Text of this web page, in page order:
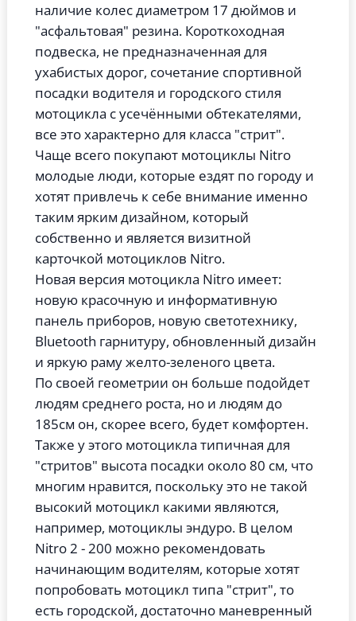
наличие колес диаметром 17 дюймов и
"асфальтовая" резина. Короткоходная
подвеска, не предназначенная для
ухабистых дорог, сочетание спортивной
посадки водителя и городского стиля
мотоцикла с усечёнными обтекателями,
все это характерно для класса "стрит".
Чаще всего покупают мотоциклы Nitro
молодые люди, которые ездят по городу и
хотят привлечь к себе внимание именно
таким ярким дизайном, который
собственно и является визитной
карточкой мотоциклов Nitro.
Новая версия мотоцикла Nitro имеет:
новую красочную и информативную
панель приборов, новую светотехнику,
Bluetooth гарнитуру, обновленный дизайн
и яркую раму желто-зеленого цвета.
По своей геометрии он больше подойдет
людям среднего роста, но и людям до
185см он, скорее всего, будет комфортен.
Также у этого мотоцикла типичная для
"стритов" высота посадки около 80 см, что
многим нравится, поскольку это не такой
высокий мотоцикл какими являются,
например, мотоциклы эндуро. В целом
Nitro 2 - 200 можно рекомендовать
начинающим водителям, которые хотят
попробовать мотоцикл типа "стрит", то
есть городской, достаточно маневренный